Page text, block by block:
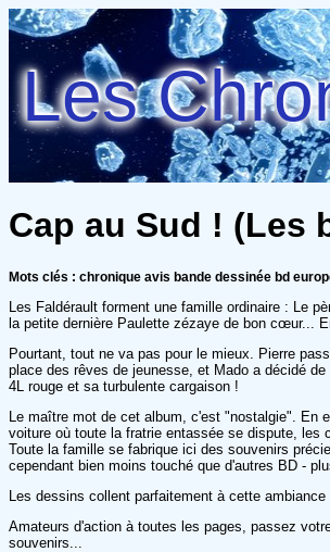
Les
Cap au Sud ! (Les
Mots clés : chronique avis bande dessinée bd
Les Faldérault forment une famille ordinaire : Le
la petite dernière Paulette zézaye de bon cœur...
Pourtant, tout ne va pas pour le mieux. Pierre
place des rêves de jeunesse, et Mado a décidé
4L rouge et sa turbulente cargaison !
Le maître mot de cet album, c'est "nostalgie".
voiture où toute la fratrie entassée se dispute, les
Toute la famille se fabrique ici des souvenirs
cependant bien moins touché que d'autres BD -
Les dessins collent parfaitement à cette
Amateurs d'action à toutes les pages, passez
souvenirs...